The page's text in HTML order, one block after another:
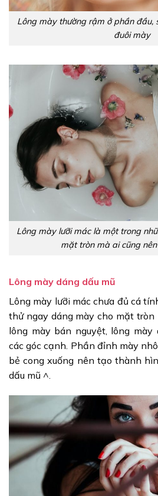
Lông mày thường rậm ở phần đầu,
đuôi mày
Lông mày lưỡi mác là một trong
mặt tròn mà ai cũng
Lông mày dáng dấu mũ
Lông mày lưỡi mác chưa đủ cá
thử ngay dáng mày cho mặt tròn
lông mày bán nguyệt, lông mày
các góc cạnh. Phần đỉnh mày
bẻ cong xuống nên tạo thành
dấu mũ ^.